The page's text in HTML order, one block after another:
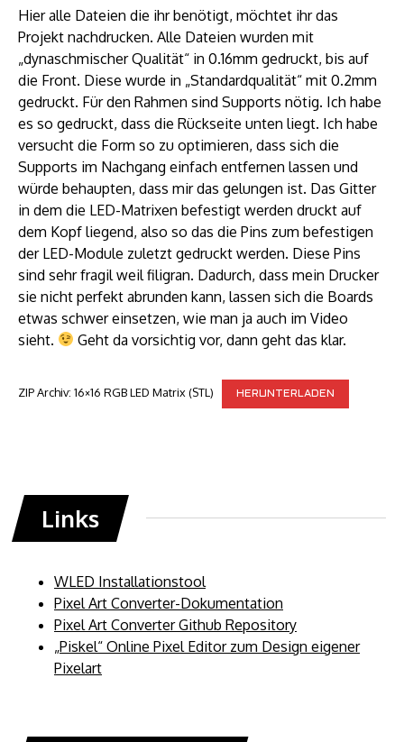
Hier alle Dateien die ihr benötigt, möchtet ihr das
Projekt nachdrucken. Alle Dateien wurden mit
„dynaschmischer Qualität“ in 0.16mm gedruckt, bis auf
die Front. Diese wurde in „Standardqualität“ mit 0.2mm
gedruckt. Für den Rahmen sind Supports nötig. Ich habe
es so gedruckt, dass die Rückseite unten liegt. Ich habe
versucht die Form so zu optimieren, dass sich die
Supports im Nachgang einfach entfernen lassen und
würde behaupten, dass mir das gelungen ist. Das Gitter
in dem die LED-Matrixen befestigt werden druckt auf
dem Kopf liegend, also so das die Pins zum befestigen
der LED-Module zuletzt gedruckt werden. Diese Pins
sind sehr fragil weil filigran. Dadurch, dass mein Drucker
sie nicht perfekt abrunden kann, lassen sich die Boards
etwas schwer einsetzen, wie man ja auch im Video
sieht.
Geht da vorsichtig vor, dann geht das klar.
ZIP Archiv: 16×16 RGB LED Matrix (STL) HERUNTERLADEN
Links
WLED Installationstool
Pixel Art Converter-Dokumentation
Pixel Art Converter Github Repository
„Piskel“ Online Pixel Editor zum Design eigener
Pixelart